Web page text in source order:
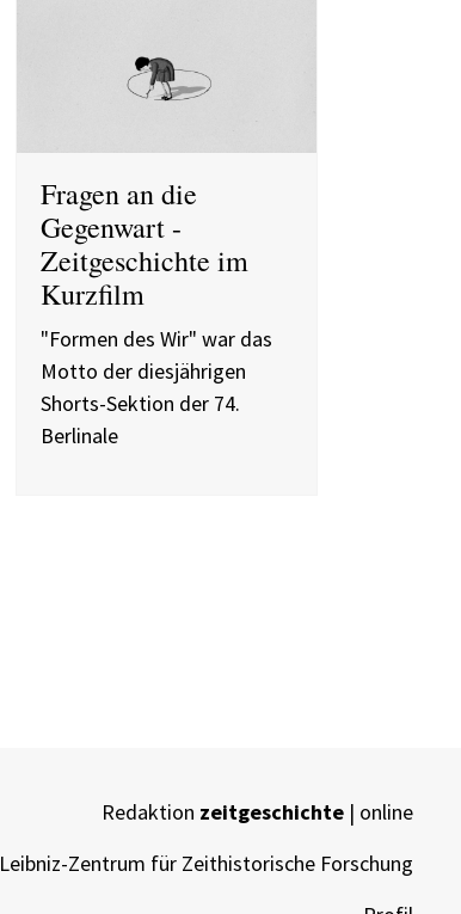
Fragen an die
Gegenwart -
Zeitgeschichte im
Kurzfilm
"Formen des Wir" war das
Motto der diesjährigen
Shorts-Sektion der 74.
Berlinale
Redaktion zeitgeschichte | online
Leibniz-Zentrum für Zeithistorische Forschung